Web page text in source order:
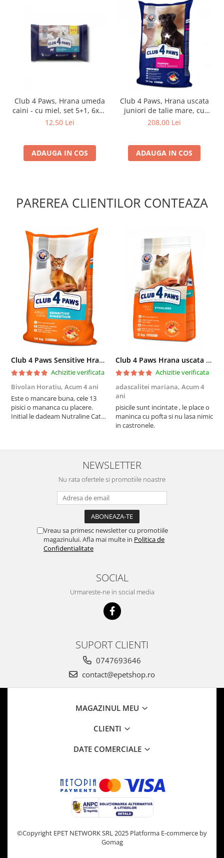
Club 4 Paws, Hrana umeda
caini - cu miel, set 5+1, 6x80
g
12,50 Lei
ADAUGA IN COS
Club 4 Paws, Hrana uscata
juniori de talie mare, cu
pui, 14kg
208,00 Lei
ADAUGA IN COS
PAREREA CLIENTILOR CONTEAZA
Club 4 Paws Sensitive Hrana uscata pisici adulte, 14kg
Achizitie verificata
Bivolan Horatiu, Acum 4 ani
Este o mancare buna, cele 13
pisici o mananca cu placere.
Initial le dadeam Nutraline Cat
nu o mananca cu placere. Eu
sunt multumit si voi continua cu
Club 4 Paws Hrana uscata pisici sterilizate, 2kg
Achizitie verificata
adascalitei mariana, Acum 4
ani
pisicile sunt incintate , le place o
maninca cu pofta si nu lasa nimic
in castronele.
NEWSLETTER
Nu rata ofertele si promotiile noastre
Vreau sa primesc newsletter cu promotiile
magazinului. Afla mai multe in Politica de
Confidentialitate
SOCIAL
Urmareste-ne in social media
SUPORT CLIENTI
0747693646
contact@epetshop.ro
MAGAZINUL MEU
CLIENTI
DATE COMERCIALE
©Copyright EPET NETWORK SRL 2025 Platforma E-commerce by
Gomag